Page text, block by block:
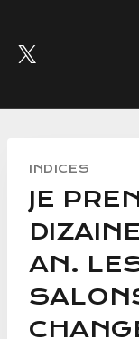
content
INDICES
JE
AN.